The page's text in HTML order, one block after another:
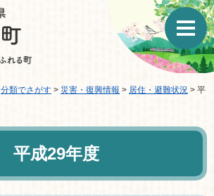
分類でさがす > 災害・復興情報 > 居住・避難状況 > 平
平成29年度